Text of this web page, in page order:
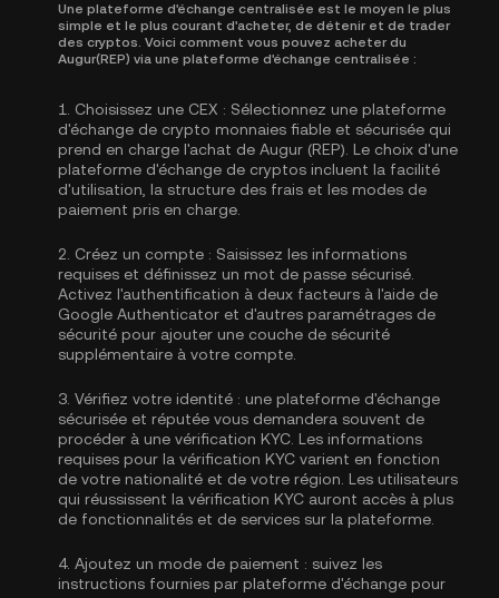
Une plateforme d'échange centralisée est le moyen le plus
simple et le plus courant d'acheter, de détenir et de trader
des cryptos. Voici comment vous pouvez acheter du
Augur(REP) via une plateforme d'échange centralisée :
1. Choisissez une CEX : Sélectionnez une plateforme
d'échange de crypto monnaies fiable et sécurisée qui
prend en charge l'achat de Augur (REP). Le choix d'une
plateforme d'échange de cryptos incluent la facilité
d'utilisation, la structure des frais et les modes de
paiement pris en charge.
2. Créez un compte : Saisissez les informations
requises et définissez un mot de passe sécurisé.
Activez l'authentification à deux facteurs à l'aide de
Google Authenticator et d'autres paramétrages de
sécurité pour ajouter une couche de sécurité
supplémentaire à votre compte.
3. Vérifiez votre identité : une plateforme d'échange
sécurisée et réputée vous demandera souvent de
procéder à une vérification KYC. Les informations
requises pour la vérification KYC varient en fonction
de votre nationalité et de votre région. Les utilisateurs
qui réussissent la vérification KYC auront accès à plus
de fonctionnalités et de services sur la plateforme.
4. Ajoutez un mode de paiement : suivez les
instructions fournies par plateforme d'échange pour